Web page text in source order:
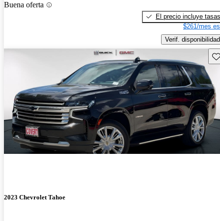
Buena oferta
El precio incluye tasas
$261/mes
Verif. disponibilidad
2023 Chevrolet Tahoe